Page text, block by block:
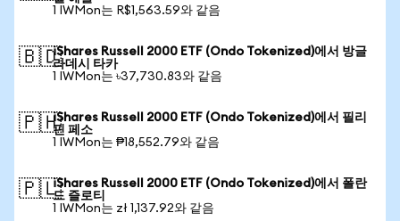
1 IWMon는 R$1,563.59와 같음
🇧🇩iShares Russell 2000 ETF (Ondo Tokenized)에서 방글
라데시 타카
1 IWMon는 ৳37,730.83와 같음
🇵🇭iShares Russell 2000 ETF (Ondo Tokenized)에서 필리
핀 페소
1 IWMon는 ₱18,552.79와 같음
🇵🇱iShares Russell 2000 ETF (Ondo Tokenized)에서 폴란
드 즐로티
1 IWMon는 zł 1,137.92와 같음